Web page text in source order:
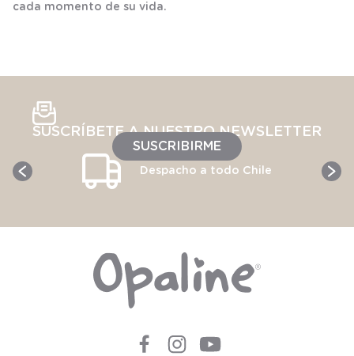
cada momento de su vida.
SUSCRÍBETE A NUESTRO NEWSLETTER
SUSCRIBIRME
Despacho a todo Chile